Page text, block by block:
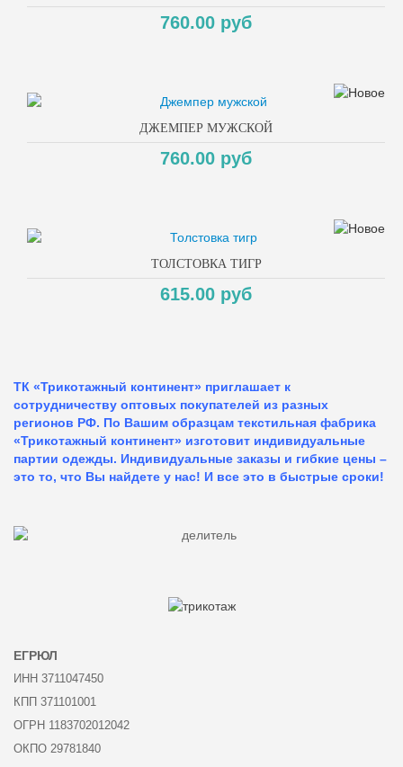
760.00 руб
ДЖЕМПЕР МУЖСКОЙ
760.00 руб
ТОЛСТОВКА ТИГР
615.00 руб
ТК «Трикотажный континент» приглашает к
сотрудничеству оптовых покупателей из разных
регионов РФ. По Вашим образцам текстильная фабрика
«Трикотажный континент» изготовит индивидуальные
партии одежды. Индивидуальные заказы и гибкие цены –
это то, что Вы найдете у нас! И все это в быстрые сроки!
ЕГРЮЛ
ИНН 3711047450
КПП 371101001
ОГРН 1183702012042
ОКПО 29781840